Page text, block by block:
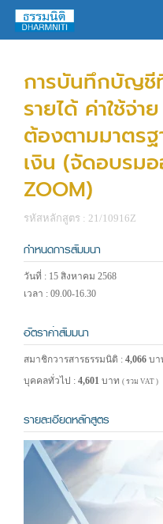
การบันทึกบัญชี
รายได้ ค่าใช้จ่
ต้องตามมาตรฐ
เงิน (จัดอบรม
ZOOM)
รหัสหลักสูตร : 21/10916Z
กำหนดการสัมมนา
วันที่ : 15 สิงหาคม 2568
เวลา : 09.00-16.30
อัตราค่าสัมมนา
สมาชิกวารสารธรรมนิติ : 4,066 บา
บุคคลทั่วไป : 4,601 บาท ( รวม VAT )
รายละเอียดหลักสูตร